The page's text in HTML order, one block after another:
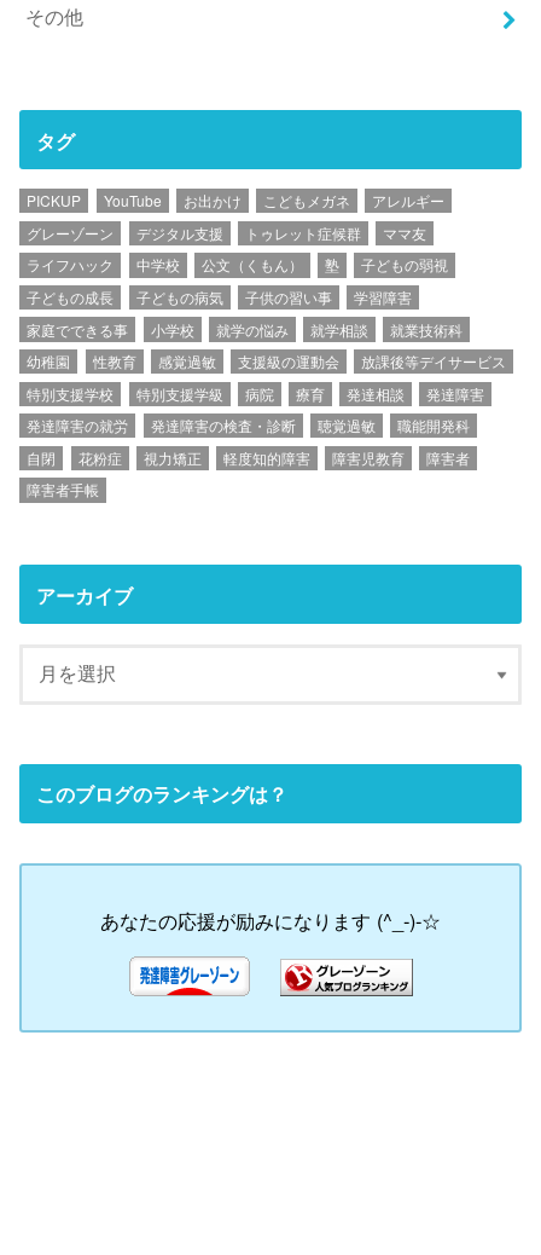
その他
タグ
PICKUP YouTube お出かけ こどもメガネ
アレルギー
グレーゾーン
デジタル支援 トゥレット症候群
ママ友
ライフハック
中学校 公文（くもん） 塾
子どもの弱視
子どもの成長
子どもの病気 子供の習い事
学習障害
家庭でできる事
小学校 就学の悩み 就学相談
就業技術科
幼稚園
性教育 感覚過敏 支援級の運動会
放課後等デイサービス
特別支援学校
特別支援学級 病院 療育 発達相談
発達障害
発達障害の就労
発達障害の検査・診断 聴覚過敏
職能開発科
自閉
花粉症 視力矯正 軽度知的障害 障害児教育
障害者
障害者手帳
アーカイブ
このブログのランキングは？
あなたの応援が励みになります (^_-)-☆